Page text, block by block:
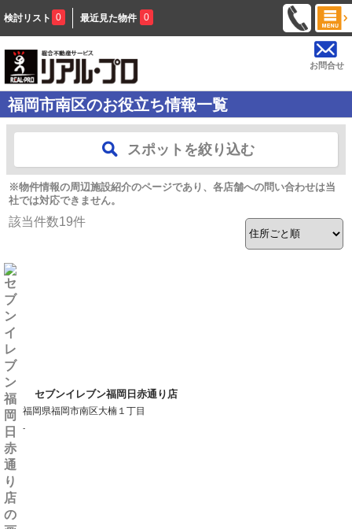
検討リスト 0 最近見た物件 0
お問合せ
福岡市南区のお役立ち情報一覧
スポットを絞り込む
※物件情報の周辺施設紹介のページであり、各店舗への問い合わせは当
社では対応できません。
該当件数19件
セブンイレブン福岡日赤通り店
福岡県福岡市南区大楠１丁目
-